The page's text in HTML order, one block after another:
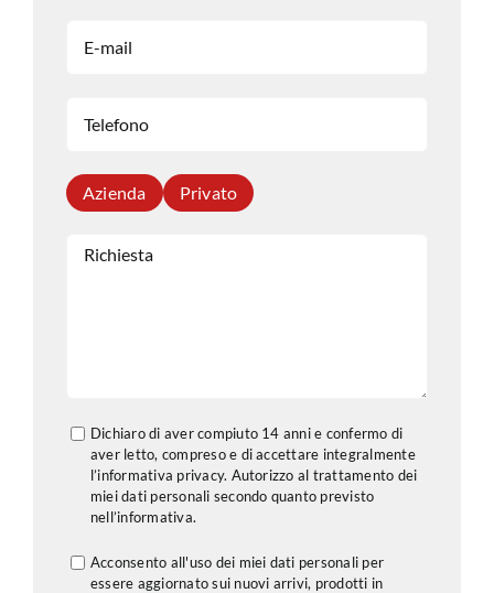
Azienda Privato
Dichiaro di aver compiuto 14 anni e confermo di
aver letto, compreso e di accettare integralmente
l’informativa privacy. Autorizzo al trattamento dei
miei dati personali secondo quanto previsto
nell’informativa.
Acconsento all'uso dei miei dati personali per
essere aggiornato sui nuovi arrivi, prodotti in